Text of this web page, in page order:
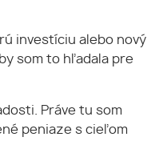
investíciu alebo nový
som to hľadala pre
Práve tu som
peniaze s cieľom